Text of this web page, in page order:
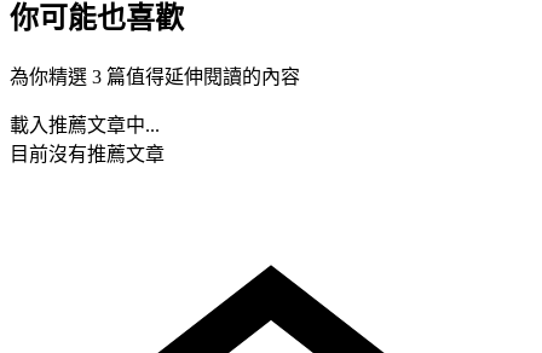
你可能也喜歡
為你精選 3 篇值得延伸閱讀的內容
載入推薦文章中...
目前沒有推薦文章